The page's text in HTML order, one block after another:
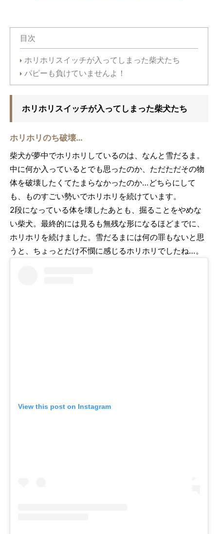
目次
ホリホリスイッチが入ってしまった柴犬たち
パピーも負けていませんよ！
ホリホリスイッチが入ってしまった柴犬たち
ホリホリのち破壊…
柴犬が夢中でホリホリしているのは、なんと雪だるま。
中に何か入っているとでも思ったのか、ただただその物
体を破壊したくてたまらなかったのか…どちらにして
も、ものすごい勢いでホリホリを続けています。
2段になっている体を壊したあとも、掘ることをやめな
い柴犬。最終的には見るも無残な形になるほどまでに、
ホリホリを続けました。雪だるまには何の罪もないと思
うと、ちょっとだけ不憫に感じるホリホリでしたね…。
View this post on Instagram